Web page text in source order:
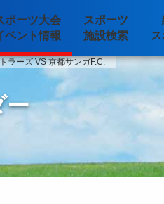
ポーツ大会
ベント情報
スポーツ
施設検索
ラーズ VS 京都サンガF.C.
ー